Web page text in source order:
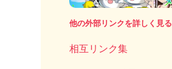
他の外部リンクを詳しく見る
相互リンク集